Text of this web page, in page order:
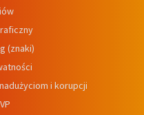
(znaki)
i korupcji